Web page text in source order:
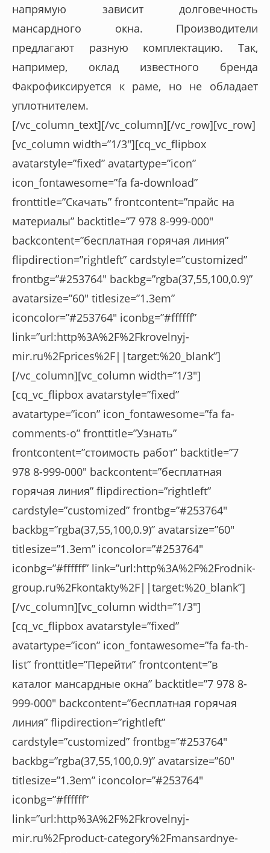
напрямую зависит долговечность
мансардного окна. Производители
предлагают разную комплектацию. Так,
например, оклад известного бренда
Факрофиксируется к раме, но не обладает
уплотнителем.
[/vc_column_text][/vc_column][/vc_row][vc_row]
[vc_column width=”1/3″][cq_vc_flipbox
avatarstyle=”fixed” avatartype=”icon”
icon_fontawesome=”fa fa-download”
fronttitle=”Скачать” frontcontent=”прайс на
материалы” backtitle=”7 978 8-999-000″
backcontent=”бесплатная горячая линия”
flipdirection=”rightleft” cardstyle=”customized”
frontbg=”#253764″ backbg=”rgba(37,55,100,0.9)”
avatarsize=”60″ titlesize=”1.3em”
iconcolor=”#253764″ iconbg=”#ffffff”
link=”url:http%3A%2F%2Fkrovelnyj-
mir.ru%2Fprices%2F||target:%20_blank”]
[/vc_column][vc_column width=”1/3″]
[cq_vc_flipbox avatarstyle=”fixed”
avatartype=”icon” icon_fontawesome=”fa fa-
comments-o” fronttitle=”Узнать”
frontcontent=”стоимость работ” backtitle=”7
978 8-999-000″ backcontent=”бесплатная
горячая линия” flipdirection=”rightleft”
cardstyle=”customized” frontbg=”#253764″
backbg=”rgba(37,55,100,0.9)” avatarsize=”60″
titlesize=”1.3em” iconcolor=”#253764″
iconbg=”#ffffff” link=”url:http%3A%2F%2Frodnik-
group.ru%2Fkontakty%2F||target:%20_blank”]
[/vc_column][vc_column width=”1/3″]
[cq_vc_flipbox avatarstyle=”fixed”
avatartype=”icon” icon_fontawesome=”fa fa-th-
list” fronttitle=”Перейти” frontcontent=”в
каталог мансардные окна” backtitle=”7 978 8-
999-000″ backcontent=”бесплатная горячая
линия” flipdirection=”rightleft”
cardstyle=”customized” frontbg=”#253764″
backbg=”rgba(37,55,100,0.9)” avatarsize=”60″
titlesize=”1.3em” iconcolor=”#253764″
iconbg=”#ffffff”
link=”url:http%3A%2F%2Fkrovelnyj-
mir.ru%2Fproduct-category%2Fmansardnye-